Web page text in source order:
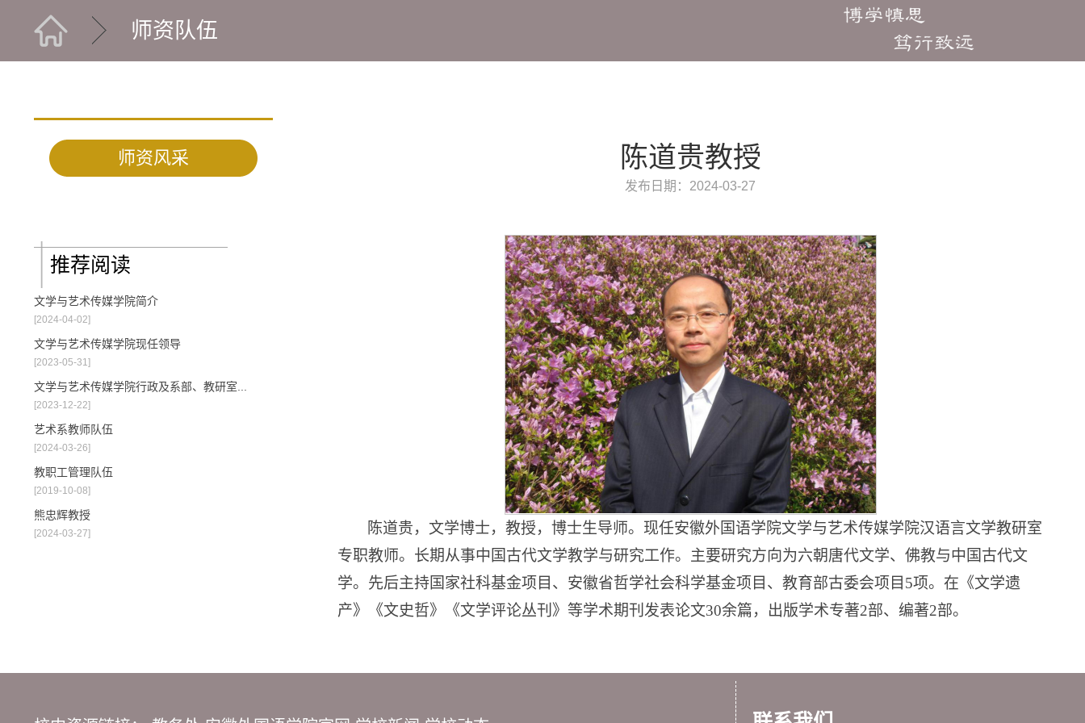
师资队伍
师资风采
推荐阅读
文学与艺术传媒学院简介
[2024-04-02]
文学与艺术传媒学院现任领导
[2023-05-31]
文学与艺术传媒学院行政及系部、教研室...
[2023-12-22]
艺术系教师队伍
[2024-03-26]
教职工管理队伍
[2019-10-08]
熊忠辉教授
[2024-03-27]
陈道贵教授
发布日期：2024-03-27
陈道贵，文学博士，教授，博士生导师。现任安徽外国语学院文学与艺术传媒学院汉语言文学教研室
专职教师。长期从事中国古代文学教学与研究工作。主要研究方向为六朝唐代文学、佛教与中国古代文
学。先后主持国家社科基金项目、安徽省哲学社会科学基金项目、教育部古委会项目 5项。在《文学遗
产》《文史哲》《文学评论丛刊》等学术期刊发表论文30余篇，出版学术专著2部、编著2部。